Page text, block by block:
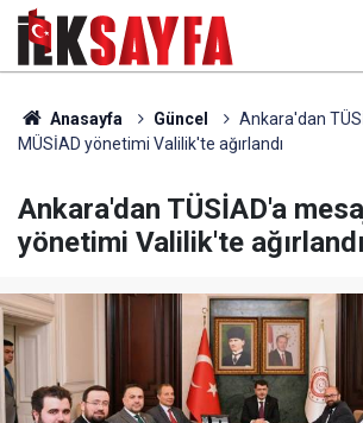
Anasayfa Güncel
Ankara'dan
MÜSİAD yönetimi Valilik'te ağırlandı
Ankara'dan TÜSİAD'a
yönetimi Valilik'te ağırlandı